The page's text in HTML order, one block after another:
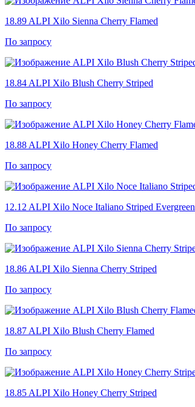
18.89 ALPI Xilo Sienna Cherry Flamed
По запросу
18.84 ALPI Xilo Blush Cherry Striped
По запросу
18.88 ALPI Xilo Honey Cherry Flamed
По запросу
12.12 ALPI Xilo Noce Italiano Striped Evergreen
По запросу
18.86 ALPI Xilo Sienna Cherry Striped
По запросу
18.87 ALPI Xilo Blush Cherry Flamed
По запросу
18.85 ALPI Xilo Honey Cherry Striped